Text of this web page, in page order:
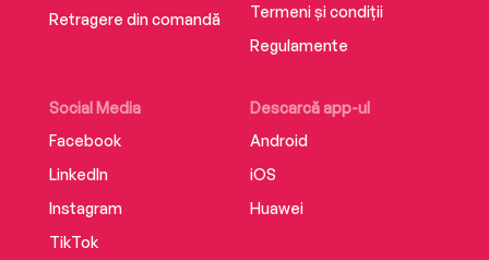
Retragere din comandă
Social Media
Facebook
LinkedIn
Instagram
TikTok
Descarcă app-ul
Android
iOS
Huawei
Termeni și condiții
Regulamente